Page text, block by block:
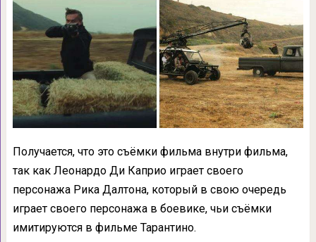
Получается, что это съёмки фильма внутри фильма,
так как Леонардо Ди Каприо играет своего
персонажа Рика Далтона, который в свою очередь
играет своего персонажа в боевике, чьи съёмки
имитируются в фильме Тарантино.